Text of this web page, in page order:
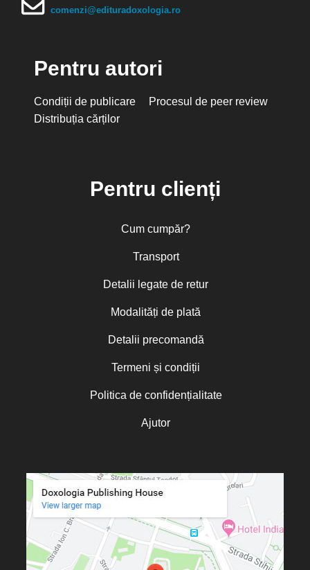
comenzi@edituradoxologia.ro
Pentru autori
Condiții de publicare
Procesul de peer review
Distribuția cărților
Pentru clienți
Cum cumpăr?
Transport
Detalii legate de retur
Modalități de plată
Detalii precomandă
Termeni și condiții
Politica de confidențialitate
Ajutor